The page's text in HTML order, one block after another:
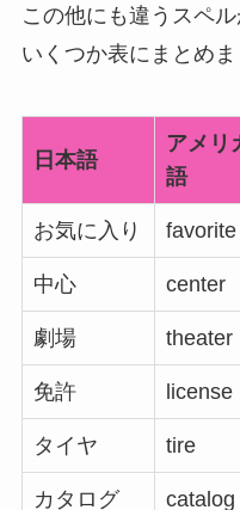
この他にも違うスペ
いくつか表にまとめま
日本語
アメリ
語
お気に入り favorite
中心 center
劇場 theater
免許 license
タイヤ tire
カタログ catalog